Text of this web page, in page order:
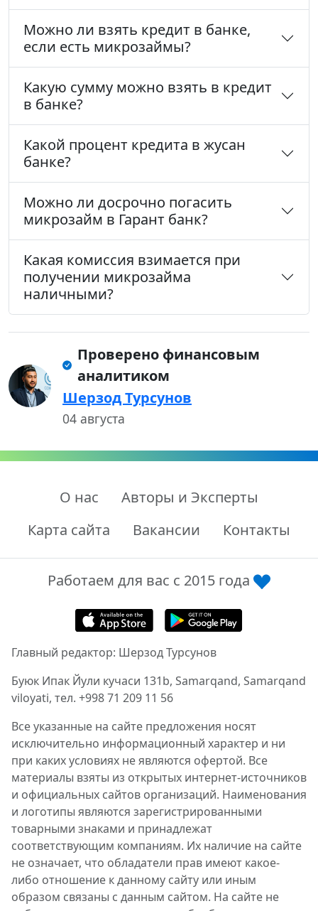
Можно ли взять кредит в банке,
если есть микрозаймы?
Какую сумму можно взять в кредит
в банке?
Какой процент кредита в жусан
банке?
Можно ли досрочно погасить
микрозайм в Гарант банк?
Какая комиссия взимается при
получении микрозайма
наличными?
Проверено финансовым
аналитиком
Шерзод Турсунов
04 августа
О нас
Авторы и Эксперты
Карта сайта
Вакансии Контакты
Работаем для вас с 2015 года
Главный редактор: Шерзод Турсунов
Буюк Ипак Йули кучаси 131b, Samarqand, Samarqand
viloyati, тел. +998 71 209 11 56
Все указанные на сайте предложения носят
исключительно информационный характер и ни
при каких условиях не являются офертой. Все
материалы взяты из открытых интернет-источников
и официальных сайтов организаций. Наименования
и логотипы являются зарегистрированными
товарными знаками и принадлежат
соответствующим компаниям. Их наличие на сайте
не означает, что обладатели прав имеют какое-
либо отношение к данному сайту или иным
образом связаны с данным сайтом. На сайте не